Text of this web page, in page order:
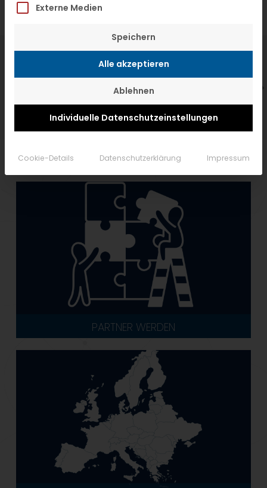
7. Juli 2026
VTL hat neuen Aufsichtsrat gewählt
PARTNER WERDEN
Externe Medien
Speichern
Alle akzeptieren
Ablehnen
Individuelle Datenschutzeinstellungen
Cookie-Details Datenschutzerklärung Impressum